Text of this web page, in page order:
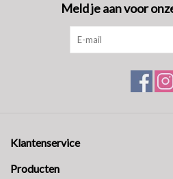
Meld je aan voor
Klantenservice
Producten